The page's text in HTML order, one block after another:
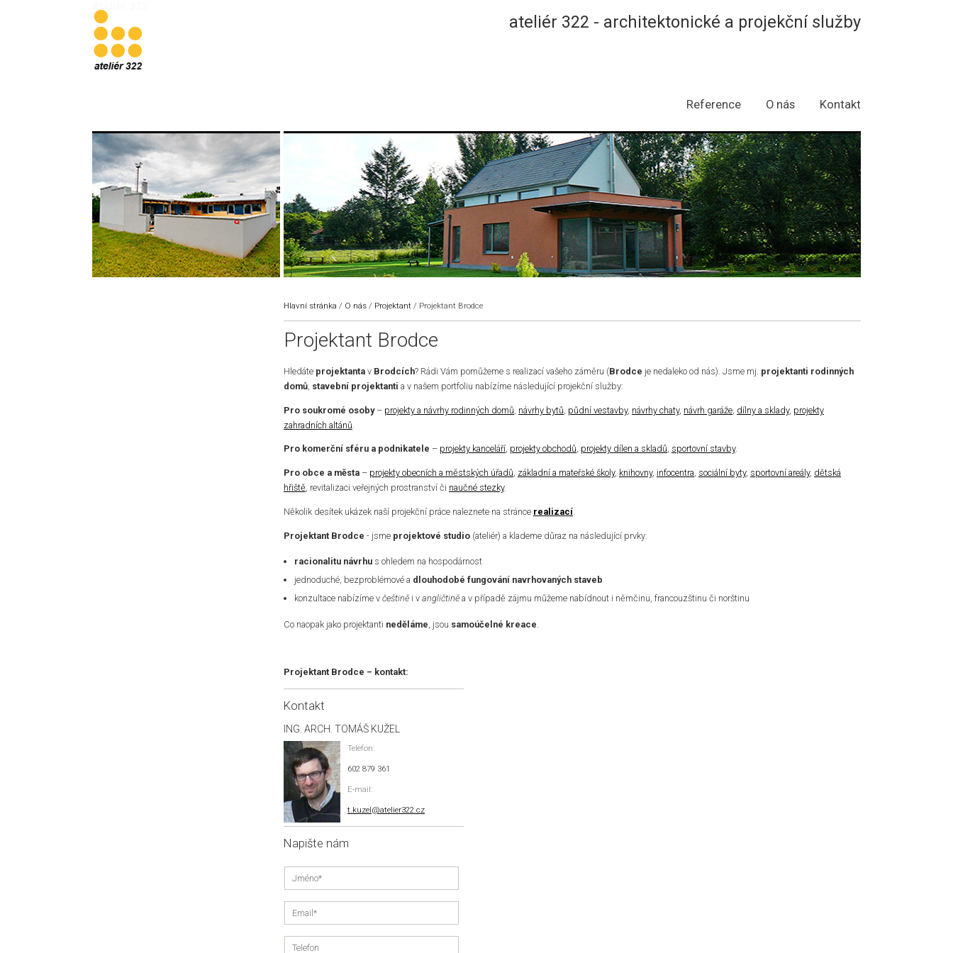
ateliér 322 - architektonické a projekční služby
Reference O nás Kontakt
Hlavní stránka / O nás / Projektant / Projektant Brodce
Projektant Brodce
Hledáte projektanta v Brodcích? Rádi Vám pomůžeme s realizací vašeho záměru (Brodce je nedaleko od nás). Jsme mj. projektanti rodinných
domů stavební projektanti a v našem portfoliu nabízíme následující projekční služby:
Pro soukromé osoby– projekty a návrhy rodinných domů návrhy bytů půdní vestavby, návrhy chaty, návrh garáže dílny a sklady, projekty
zahradních altánů
Pro komerční sféru a podnikatele – projekty kanceláří, projekty obchodů, projekty dílen a skladů, sportovní stavby.
Pro obce a města – projekty obecních a městských úřadů, základní a mateřské školy, knihovny, infocentra, sociální byty, sportovní areály, dětská
hřiště, revitalizaci veřejných prostranství či naučné stezky.
Několik desítek ukázek naší projekční práce naleznete na stránce realizací.
Projektant Brodce - jsme projektové studio (ateliér) a klademe důraz na následující prvky:
racionalitu návrhu s ohledem na hospodárnost
jednoduché, bezproblémové a dlouhodobé fungování navrhovaných staveb
konzultace nabízíme včeštině i vangličtině a v případě zájmu můžeme nabídnout i němčinu, francouzštinu či norštinu
Co naopak jako projektanti neděláme , jsou samoúčelné kreace
Projektant Brodce – kontakt:
Kontakt
ING. ARCH. TOMÁŠ KUŽEL
Telefon:
602 879 361
E-mail:
t.kuzel@atelier322.cz
Napište nám